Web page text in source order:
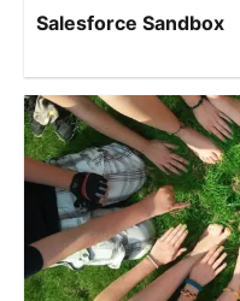
Salesforce Sandbox